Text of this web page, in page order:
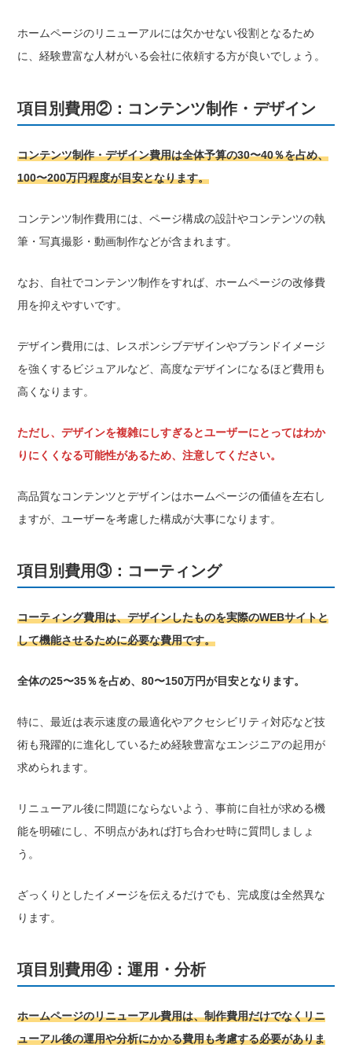
ホームページのリニューアルには欠かせない役割となるため
に、経験豊富な人材がいる会社に依頼する方が良いでしょう。
項目別費用②：コンテンツ制作・デザイン
コンテンツ制作・デザイン費用は全体予算の30〜40％を占め、
100〜200万円程度が目安となります。
コンテンツ制作費用には、ページ構成の設計やコンテンツの執
筆・写真撮影・動画制作などが含まれます。
なお、自社でコンテンツ制作をすれば、ホームページの改修費
用を抑えやすいです。
デザイン費用には、レスポンシブデザインやブランドイメージ
を強くするビジュアルなど、高度なデザインになるほど費用も
高くなります。
ただし、デザインを複雑にしすぎるとユーザーにとってはわか
りにくくなる可能性があるため、注意してください。
高品質なコンテンツとデザインはホームページの価値を左右し
ますが、ユーザーを考慮した構成が大事になります。
項目別費用③：コーティング
コーティング費用は、デザインしたものを実際のWEBサイトと
して機能させるために必要な費用です。
全体の25〜35％を占め、80〜150万円が目安となります。
特に、最近は表示速度の最適化やアクセシビリティ対応など技
術も飛躍的に進化しているため経験豊富なエンジニアの起用が
求められます。
リニューアル後に問題にならないよう、事前に自社が求める機
能を明確にし、不明点があれば打ち合わせ時に質問しましょ
う。
ざっくりとしたイメージを伝えるだけでも、完成度は全然異な
ります。
項目別費用④：運用・分析
ホームページのリニューアル費用は、制作費用だけでなくリニ
ューアル後の運用や分析にかかる費用も考慮する必要がありま